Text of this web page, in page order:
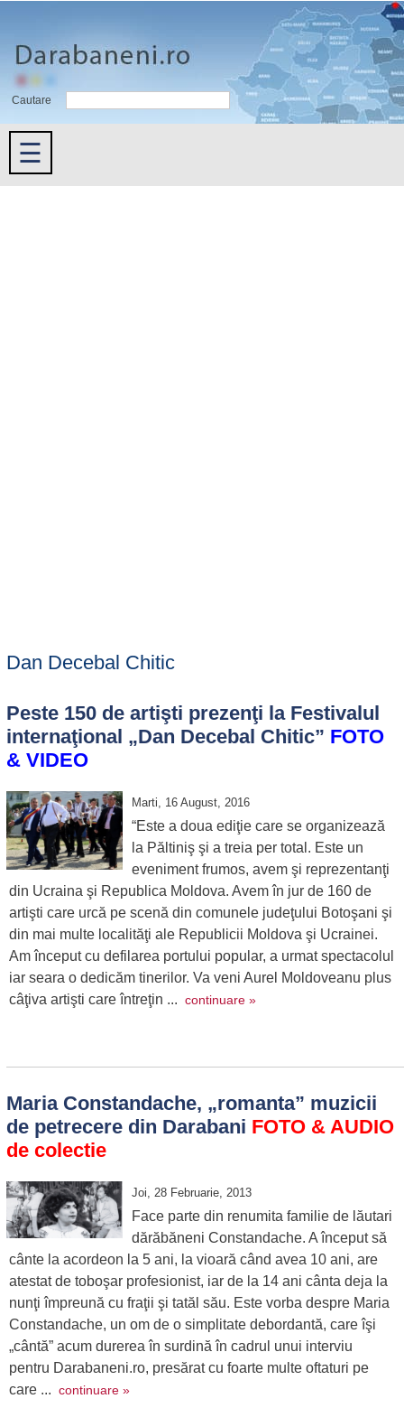
Cautare
☰
Dan Decebal Chitic
Peste 150 de artişti prezenţi la Festivalul
internaţional „Dan Decebal Chitic” FOTO
& VIDEO
Marti, 16 August, 2016
“Este a doua ediţie care se organizează
la Păltiniş şi a treia per total. Este un
eveniment frumos, avem şi reprezentanţi
din Ucraina şi Republica Moldova. Avem în jur de 160 de
artişti care urcă pe scenă din comunele judeţului Botoşani şi
din mai multe localităţi ale Republicii Moldova şi Ucrainei.
Am început cu defilarea portului popular, a urmat spectacolul
iar seara o dedicăm tinerilor. Va veni Aurel Moldoveanu plus
câţiva artişti care întreţin ... continuare »
Maria Constandache, „romanta” muzicii
de petrecere din Darabani FOTO & AUDIO
de colectie
Joi, 28 Februarie, 2013
Face parte din renumita familie de lăutari
dărăbăneni Constandache. A început să
cânte la acordeon la 5 ani, la vioară când avea 10 ani, are
atestat de toboşar profesionist, iar de la 14 ani cânta deja la
nunţi împreună cu fraţii şi tatăl său. Este vorba despre Maria
Constandache, un om de o simplitate debordantă, care îşi
„cântă” acum durerea în surdină în cadrul unui interviu
pentru Darabaneni.ro, presărat cu foarte multe oftaturi pe
care ... continuare »